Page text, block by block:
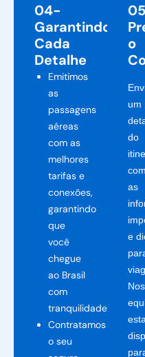
04-
Garantindo
Cada
Detalhe
Emitimos
as
passagens
aéreas
com as
melhores
tarifas e
conexões,
garantindo
que
você
chegue
ao Brasil
com
tranquilidade.
Contratamos
o seu
o
um
do
as
e